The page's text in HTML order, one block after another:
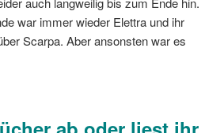
war immer wieder Elettra und ihr
Scarpa. Aber ansonsten war es